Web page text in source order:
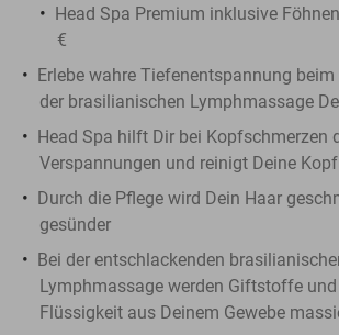
Head Spa Premium inklusive
€
Erlebe wahre Tiefenentspannung
der brasilianischen Lymphmassage
Head Spa hilft Dir bei Kopfschmerzen
Verspannungen und reinigt Deine
Durch die Pflege wird Dein Haar
gesünder
Bei der entschlackenden
Lymphmassage werden Giftstoffe
Flüssigkeit aus Deinem Gewebe